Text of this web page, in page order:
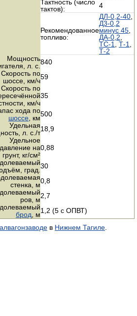
Тактность (число
тактов):
4
Рекомендованное
топливо:
ДЛ-0,2-40
Д3-0,2
минус 45
ДА-0,2
ТС-1
Т-1
Т-2
Мощность
л. с. 840
Скорость по
шоссе, км/ч59
Скорость по
км/ч
35
хода по
шоссе , км500
Удельная
л. с./т18,9
Удельное
давление на
грунт, кг/см²
0,88
град. 30
стенка, м0,8
ров, м2,7
брод , м1,2 (5 с ОПВТ)
в Нижнем Тагиле